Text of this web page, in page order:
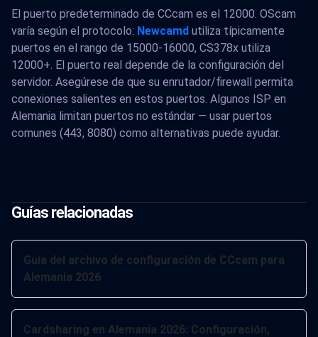
El puerto predeterminado de CCcam es el 12000. OScam
varía según el protocolo: Newcamd utiliza típicamente
puertos en el rango de 15000-16000, CS378x utiliza
12000+. El puerto real depende de la configuración del
servidor. Asegúrese de que su enrutador/firewall permita
conexiones salientes en estos puertos. Algunos ISP en
Alemania limitan puertos no estándar — usar puertos
comunes (443, 8080) como alternativas puede ayudar.
Guías relacionadas
Guía del archivo de configuración de CCcam para
Alemania 2026
Cardsharing en Alemania 2026: Configuración,